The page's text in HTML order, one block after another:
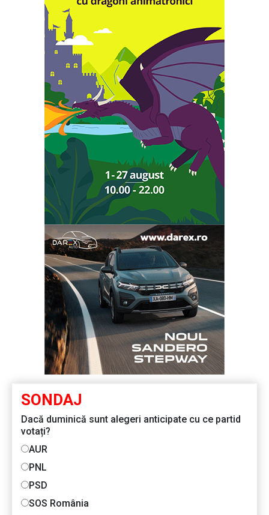
SONDAJ
Dacă duminică sunt alegeri anticipate cu ce partid
votați?
AUR
PNL
PSD
SOS România